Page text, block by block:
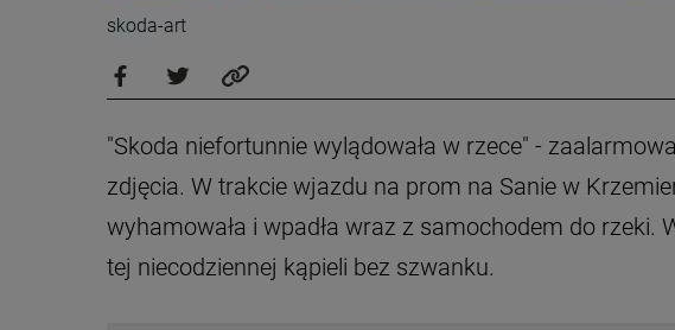
skoda-art
"Skoda niefortunnie wylądowała w rzece" -
zdjęcia. W trakcie wjazdu na prom na Sanie w
wyhamowała i wpadła wraz z samochodem do rzeki.
tej niecodziennej kąpieli bez szwanku.